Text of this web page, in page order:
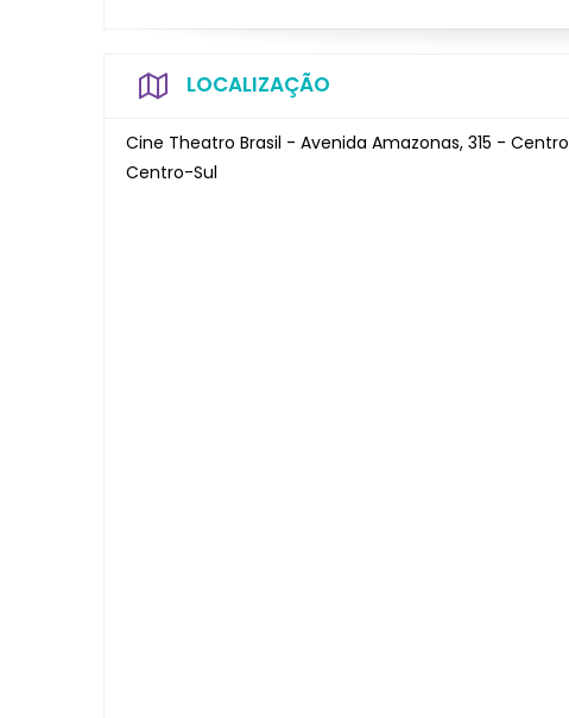
LOCALIZAÇÃO
Cine Theatro Brasil - Avenida Amazonas, 315 - Centro
Centro-Sul